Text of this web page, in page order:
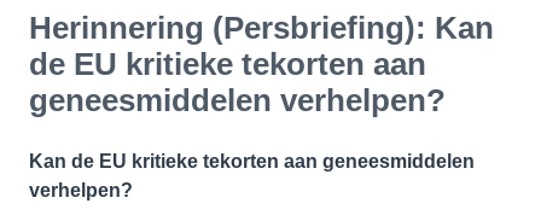
Herinnering (Persbriefing): Kan
de EU kritieke tekorten aan
geneesmiddelen verhelpen?
Kan de EU kritieke tekorten aan geneesmiddelen
verhelpen?